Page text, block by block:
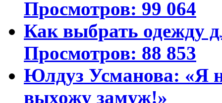
Просмотров: 99 064
Как выбрать одежду
Просмотров: 88 853
Юлдуз Усманова: «Я
выхожу замуж!»